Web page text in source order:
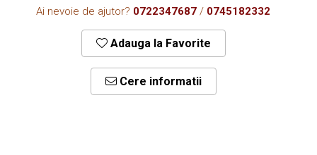
AMBALAJE BIO
AMBALAJE BIO TRESTIE
AMBALAJE BIO PALMIER
AMBALAJE BIO BAMBUS PLA
Ai nevoie de ajutor? 0722347687 / 0745182332
Adauga la Favorite
Cere informatii